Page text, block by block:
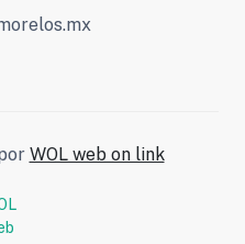
WOL web on link